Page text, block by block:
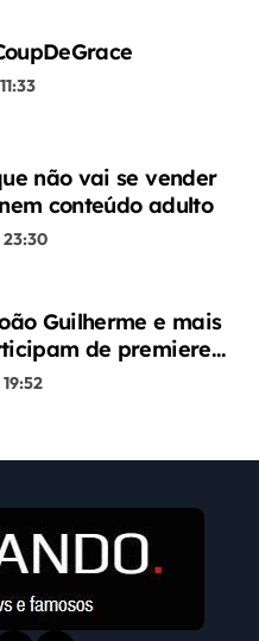
não vai se vender
conteúdo adulto
23:30
Guilherme e mais
de premiere
Bichos”